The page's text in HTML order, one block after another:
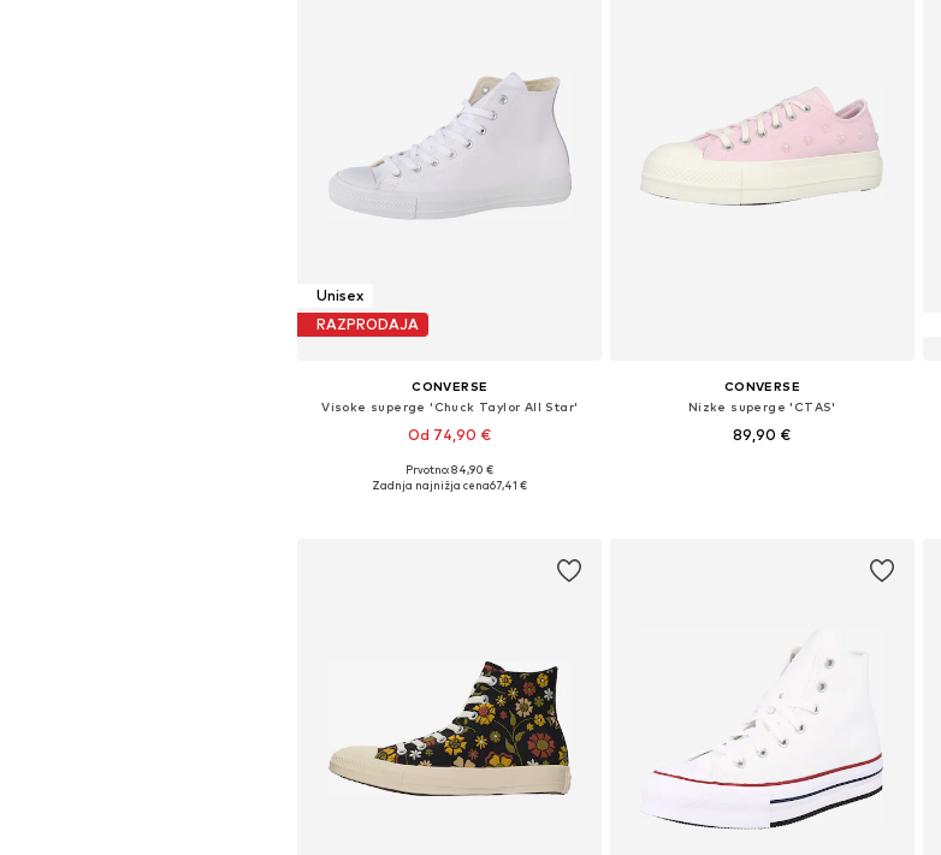
Unisex
RAZPRODAJA
CONVERSE
Visoke superge 'Chuck Taylor All Star'
Od 74,90 €
Na voljo v različnih velikostih
Prvotno: 84,90 €
Zadnja najnižja cena67,41 €
CONVERSE
Nizke superge 'CTAS'
89,90 €